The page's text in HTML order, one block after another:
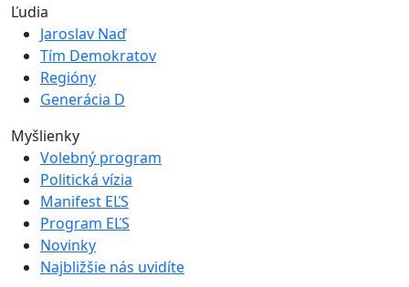
Ľudia
Jaroslav Naď
Tím Demokratov
Regióny
Generácia D
Myšlienky
Volebný program
Politická vízia
Manifest EĽS
Program EĽS
Novinky
Najbližšie nás uvidíte